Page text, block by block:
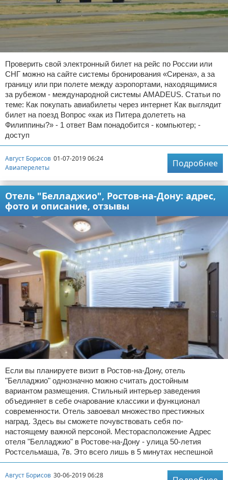
Проверить свой электронный билет на рейс по России или
СНГ можно на сайте системы бронирования «Сирена», а за
границу или при полете между аэропортами, находящимися
за рубежом - международной системы AMADEUS. Статьи по
теме: Как покупать авиабилеты через интернет Как выглядит
билет на поезд Вопрос «как из Питера долететь на
Филиппины?» - 1 ответ Вам понадобится - компьютер; -
доступ
Август Борисов 01-07-2019 06:24
Авиаперелеты
Подробнее
Отель "Белладжио", Ростов-на-Дону: адрес,
фото и описание, отзывы
Если вы планируете визит в Ростов-на-Дону, отель
"Белладжио" однозначно можно считать достойным
вариантом размещения. Стильный интерьер заведения
объединяет в себе очарование классики и функционал
современности. Отель завоевал множество престижных
наград. Здесь вы сможете почувствовать себя по-
настоящему важной персоной. Месторасположение Адрес
отеля "Белладжио" в Ростове-на-Дону - улица 50-летия
Ростсельмаша, 7в. Это всего лишь в 5 минутах неспешной
Август Борисов 30-06-2019 06:28